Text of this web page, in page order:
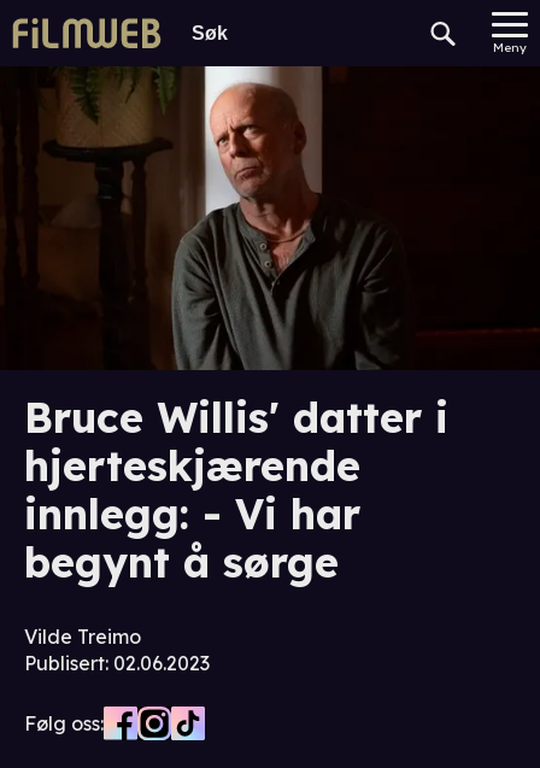
Meny
Bruce Willis' datter i
hjerteskjærende
innlegg: - Vi har
begynt å sørge
Vilde Treimo
Publisert: 02.06.2023
Følg oss: